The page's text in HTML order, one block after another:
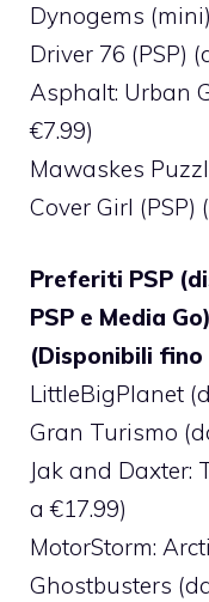
Dynogems
Driver 76 (PSP)
Asphalt: Urban
€7.99)
Mawaskes
Cover Girl (PSP)
Preferiti PSP
PSP e Media Go)
(Disponibili fino
LittleBigPlanet
Gran Turismo
Jak and Daxter:
a €17.99)
MotorStorm:
Ghostbusters